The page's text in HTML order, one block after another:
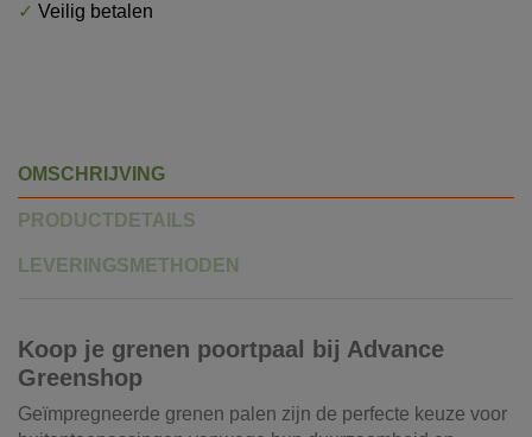
✓ Veilig betalen
OMSCHRIJVING
PRODUCTDETAILS
LEVERINGSMETHODEN
Koop je grenen poortpaal bij Advance
Greenshop
Geïmpregneerde grenen palen zijn de perfecte keuze voor